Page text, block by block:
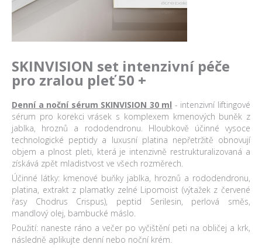
SKINVISION set intenzivní péče
pro zralou pleť 50 +
Denní a noční sérum SKINVISION 30 ml - intenzivní liftingové
sérum pro korekci vrásek s komplexem kmenových buněk z
jablka, hroznů a rododendronu. Hloubkově účinné vysoce
technologické peptidy a luxusní platina nepřetržitě obnovují
objem a plnost pleti, která je intenzivně restrukturalizovaná a
získává zpět mladistvost ve všech rozměrech.
Účinné látky: kmenové buňky jablka, hroznů a rododendronu,
platina, extrakt z plamatky zelné Lipomoist (výtažek z červené
řasy Chodrus Crispus), peptid Serilesin, perlová směs,
mandlový olej, bambucké máslo.
Použití: naneste ráno a večer po vyčištění peti na obličej a krk,
následně aplikujte denní nebo noční krém.